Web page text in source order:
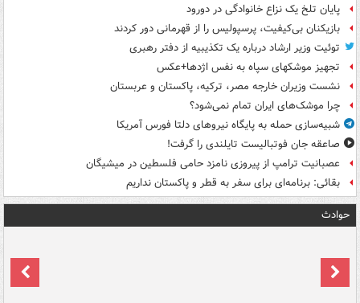
پایان تلخ یک نزاع خانوادگی در دورود
بازیکنان بی‌کیفیت، پرسپولیس را از قهرمانی دور کردند
توئیت وزیر ارشاد درباره یک تکذیبیه از دفتر رهبری
تجهیز موشکهای سپاه به نفس اژدها+عکس
نشست وزیران خارجه مصر، ترکیه، پاکستان و عربستان
چرا موشک‌های ایران تمام نمی‌شود؟
شبیه‌سازی حمله به پایگاه نیروهای دلتا فورس آمریکا
صاعقه جان فوتبالیست تایلندی را گرفت!
عصبانیت ترامپ از پیروزی نامزد حامی فلسطین در میشیگان
بقائی: برنامه‌ای برای سفر به قطر و پاکستان نداریم
حوادث